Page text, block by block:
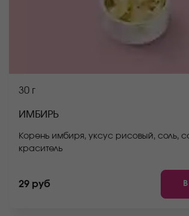
30 г
ИМБИРЬ
Корень имбиря, уксус рисовый, соль,
краситель
29 руб